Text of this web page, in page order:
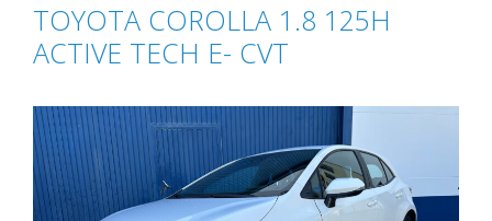
TOYOTA COROLLA 1.8 125H
ACTIVE TECH E- CVT